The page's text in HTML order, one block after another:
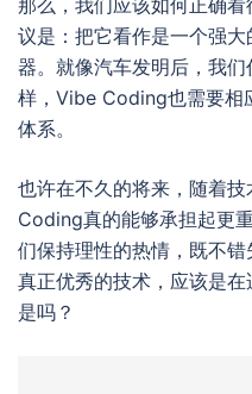
那么，我们应该如何正确
议是：把它看作是一个强
器。就像汽车发明后，我
样，Vibe Coding也需要相
体系。
也许在不久的将来，随着
Coding真的能够承担起更
们保持理性的热情，既不错
真正优秀的技术，应该是
是吗？